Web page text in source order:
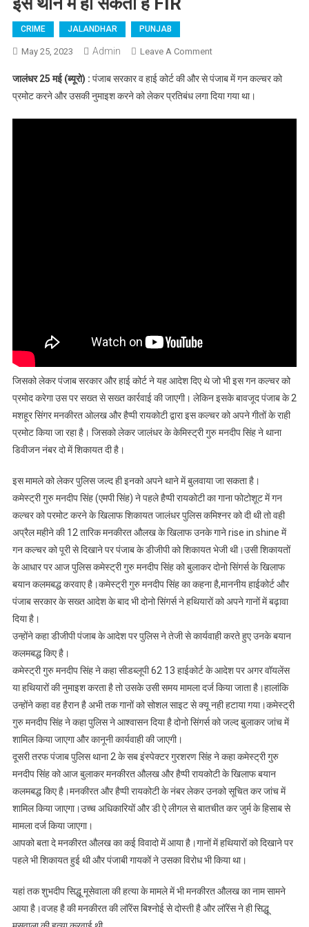
CRIME JALANDHAR PUNJAB
May 25, 2023 Admin Leave A CommentOn जालंधर : मशहूर पंजाबी
थाने में हो सकती है FIR
जालंधर 25 मई (ब्यूरो) : पंजाब सरकार व हाई कोर्ट की और से पंजाब में गन कल्चर को
प्रमोट करने और उसकी नुमाइश करने को लेकर प्रतिबंध लगा दिया गया था।
जिसको लेकर पंजाब सरकार और हाई कोर्ट ने यह आदेश दिए थे जो भी इस गन कल्चर को
प्रमोद करेगा उस पर सख्त से सख्त कार्रवाई की जाएगी। लेकिन इसके बावजूद पंजाब के 2
मशहूर सिंगर मनकीरत ओलख और हैप्पी रायकोटी द्वारा इस कल्चर को अपने गीतों के राही
प्रमोट किया जा रहा है। जिसको लेकर जालंधर के केमिस्ट्री गुरु मनदीप सिंह ने थाना
डिवीजन नंबर दो में शिकायत दी है।
इस मामले को लेकर पुलिस जल्द ही इनको अपने थाने में बुलवाया जा सकता है।
कमेस्ट्री गुरु मनदीप सिंह (एमपी सिंह) ने पहले हैप्पी रायकोटी का गाना फोटोशूट में गन
कल्चर को परमोट करने के खिलाफ शिकायत जालंधर पुलिस कमिश्नर को दी थी तो वही
अप्रैल महीने की 12 तारिक मनकीरत औलख के खिलाफ उनके गाने rise in shine में
गन कल्चर को पूरी से दिखाने पर पंजाब के डीजीपी को शिकायत भेजी थी।उसी शिकायतों
के आधार पर आज पुलिस कमेस्ट्री गुरु मनदीप सिंह को बुलाकर दोनो सिंगर्स के खिलाफ
बयान कलमबद्ध करवाए है।कमेस्ट्री गुरु मनदीप सिंह का कहना है,माननीय हाईकोर्ट और
पंजाब सरकार के सख्त आदेश के बाद भी दोनो सिंगर्स ने हथियारों को अपने गानों में बढ़ावा
दिया है।
उन्होंने कहा डीजीपी पंजाब के आदेश पर पुलिस ने तेजी से कार्यवाही करते हुए उनके बयान
कलमबद्ध किए है।
कमेस्ट्री गुरु मनदीप सिंह ने कहा सीडब्लूपी 62 13 हाईकोर्ट के आदेश पर अगर वॉयलेंस
या हथियारों की नुमाइश करता है तो उसके उसी समय मामला दर्ज किया जाता है।हालांकि
उन्होंने कहा वह हैरान है अभी तक गानों को सोशल साइट से क्यू नही हटाया गया।कमेस्ट्री
गुरु मनदीप सिंह ने कहा पुलिस ने आश्वासन दिया है दोनो सिंगर्स को जल्द बुलाकर जांच में
शामिल किया जाएगा और कानूनी कार्यवाही की जाएगी।
दूसरी तरफ पंजाब पुलिस थाना 2 के सब इंस्पेक्टर गुरशरण सिंह ने कहा कमेस्ट्री गुरु
मनदीप सिंह को आज बुलाकर मनकीरत औलख और हैप्पी रायकोटी के खिलाफ बयान
कलमबद्ध किए है।मनकीरत और हैप्पी रायकोटी के नंबर लेकर उनको सूचित कर जांच में
शामिल किया जाएगा।उच्च अधिकारियों और डी ऐ लीगल से बातचीत कर जुर्म के हिसाब से
मामला दर्ज किया जाएगा।
आपको बता दे मनकीरत औलख का कई विवादो में आया है।गानों में हथियारों को दिखाने पर
पहले भी शिकायत हुई थी और पंजाबी गायकों ने उसका विरोध भी किया था।
यहां तक शुभदीप सिद्धू मूसेवाला की हत्या के मामले में भी मनकीरत औलख का नाम सामने
आया है।वजह है की मनकीरत की लॉरेंस बिश्नोई से दोस्ती है और लॉरेंस ने ही सिद्धू